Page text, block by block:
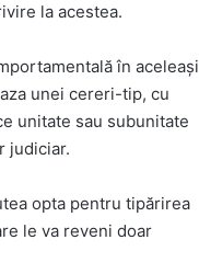
la acestea.
în aceleași
unei cereri-tip, cu
unitate sau subunitate
judiciar.
opta pentru tipărirea
le va reveni doar